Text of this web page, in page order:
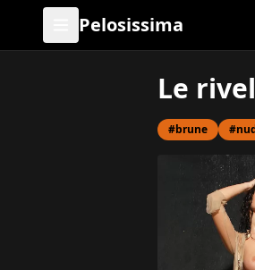
Pelosissima
Le
#brune